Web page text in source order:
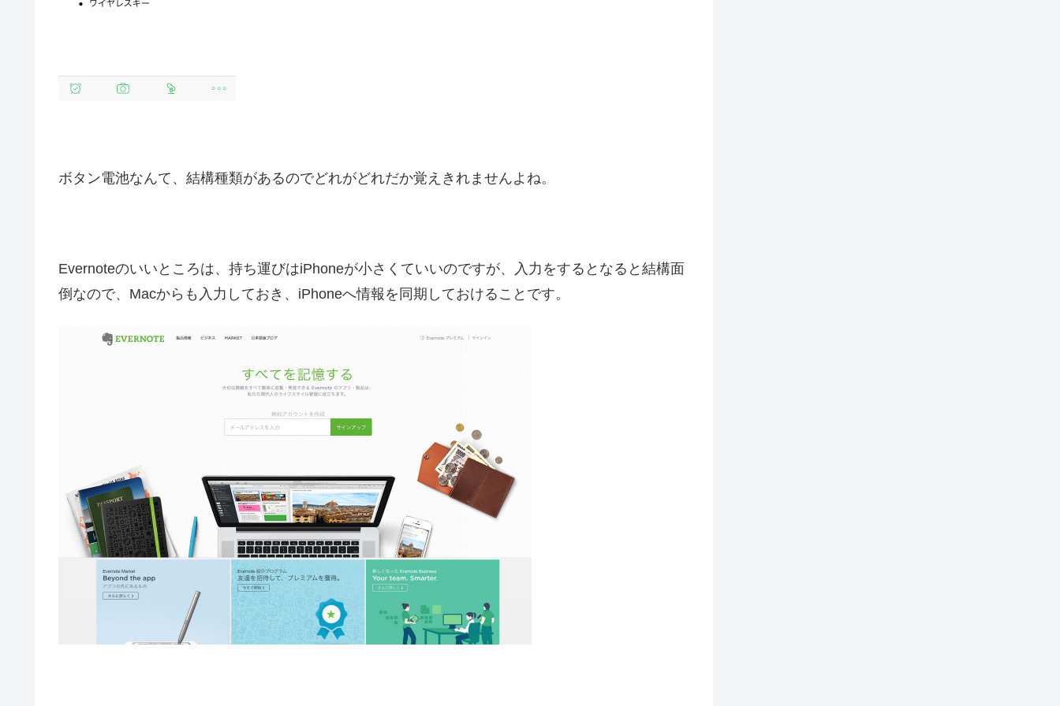
ボタン電池なんて、結構種類があるのでどれがどれだか覚えきれませんよね。
Evernoteのいいところは、持ち運びはiPhoneが小さくていいのですが、入力をするとなると結構面
倒なので、Macからも入力しておき、iPhoneへ情報を同期しておけることです。